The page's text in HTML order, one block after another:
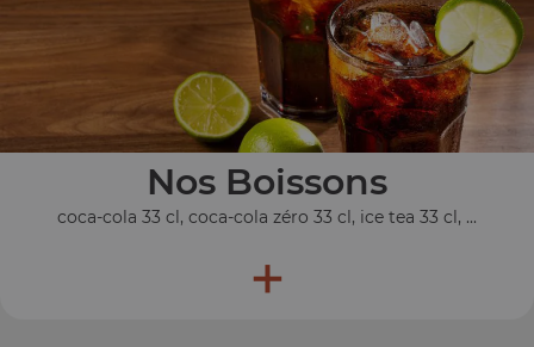
Nos Boissons
coca-cola 33 cl, coca-cola zéro 33 cl, ice tea 33 cl, ...
+